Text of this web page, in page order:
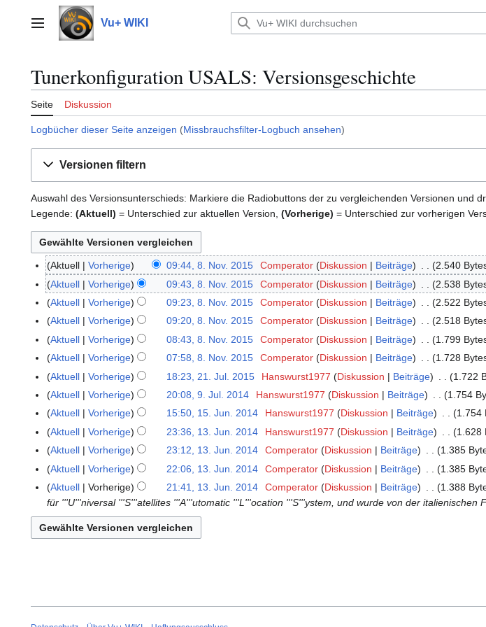
springenHauptmenü Vu+ WIKI
Tunerkonfiguration USALS: Versionsgeschichte
Seite Diskussion
Logbücher dieser Seite anzeigen (Missbrauchsfilter-Logbuch ansehen)
Versionen filtern
Auswahl des Versionsunterschieds: Markiere die Radiobuttons der zu vergleichenden Versionen und
Legende: (Aktuell) = Unterschied zur aktuellen Version, (Vorherige) = Unterschied zur vorherigen
8
e
m
b
0
1
5
Aktuell Vorherige 09:44, 8. Nov. 2015 Comperator Diskussion Beiträge 2.540
K
e
i
n
e
B
e
r
b
e
i
t
n
s
z
m
Aktuell Vorherige 09:43, 8. Nov. 2015 Comperator Diskussion Beiträge 2.538
Aktuell
Vorherige 09:23, 8. Nov. 2015 Comperator Diskussion Beiträge 2.522
Aktuell
Vorherige 09:20, 8. Nov. 2015 Comperator Diskussion Beiträge 2.518
K
i
n
e
B
e
r
b
e
i
t
u
Aktuell Vorherige 08:43, 8. Nov. 2015 Comperator Diskussion Beiträge 1.799
Aktuell
Vorherige 07:58, 8. Nov. 2015 Comperator Diskussion Beiträge 1.728
2
1
2
1
Aktuell Vorherige 18:23, 21. Jul. 2015 Hanswurst1977 Diskussion Beiträge 1.722
K
i
n
e
B
e
a
r
b
n
9
2
1
Aktuell Vorherige 20:08, 9. Jul. 2014 Hanswurst1977 Diskussion Beiträge 1.754
K
i
n
e
B
e
a
r
u
1
5
n
0
Aktuell Vorherige 15:50, 15. Jun. 2014 Hanswurst1977 Diskussion Beiträge 1.754
1
3
2
Aktuell Vorherige 23:36, 13. Jun. 2014 Hanswurst1977 Diskussion Beiträge 1.628
K
i
n
e
e
Aktuell Vorherige 23:12, 13. Jun. 2014 Comperator Diskussion Beiträge 1.385
K
i
e
B
Aktuell Vorherige 22:06, 13. Jun. 2014 Comperator Diskussion Beiträge 1.385
K
e
i
n
r
Aktuell Vorherige 21:41, 13. Jun. 2014 Comperator Diskussion Beiträge 1.388
für '''U'''niversal '''S'''atellites '''A'''utomatic '''L'''ocation '''S'''ystem, und wurde von der italienischen